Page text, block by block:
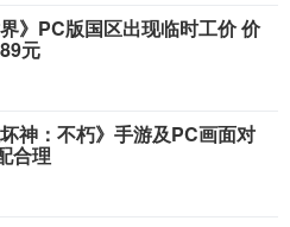
界》PC版国区出现临时工价 价
元
坏神：不朽》手游及PC画面对
合理